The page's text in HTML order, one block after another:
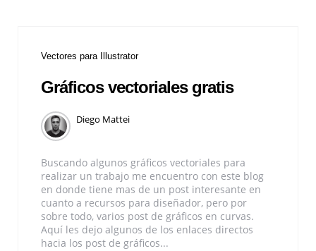
Vectores para Illustrator
Gráficos vectoriales gratis
Diego Mattei
Buscando algunos gráficos vectoriales para
realizar un trabajo me encuentro con este blog
en donde tiene mas de un post interesante en
cuanto a recursos para diseñador, pero por
sobre todo, varios post de gráficos en curvas.
Aquí les dejo algunos de los enlaces directos
hacia los post de gráficos...